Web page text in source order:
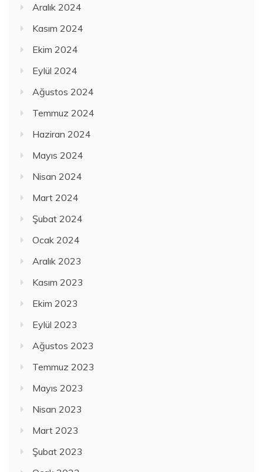
Aralık 2024
Kasım 2024
Ekim 2024
Eylül 2024
Ağustos 2024
Temmuz 2024
Haziran 2024
Mayıs 2024
Nisan 2024
Mart 2024
Şubat 2024
Ocak 2024
Aralık 2023
Kasım 2023
Ekim 2023
Eylül 2023
Ağustos 2023
Temmuz 2023
Mayıs 2023
Nisan 2023
Mart 2023
Şubat 2023